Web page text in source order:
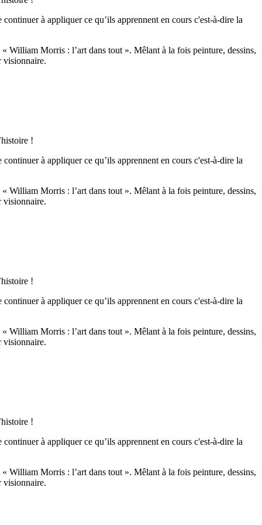
continuer à appliquer ce qu’ils apprennent en cours c'est-à-dire la
William Morris : l’art dans tout ». Mêlant à la fois peinture, dessins,
visionnaire.
!
continuer à appliquer ce qu’ils apprennent en cours c'est-à-dire la
William Morris : l’art dans tout ». Mêlant à la fois peinture, dessins,
visionnaire.
!
continuer à appliquer ce qu’ils apprennent en cours c'est-à-dire la
William Morris : l’art dans tout ». Mêlant à la fois peinture, dessins,
visionnaire.
!
continuer à appliquer ce qu’ils apprennent en cours c'est-à-dire la
William Morris : l’art dans tout ». Mêlant à la fois peinture, dessins,
visionnaire.